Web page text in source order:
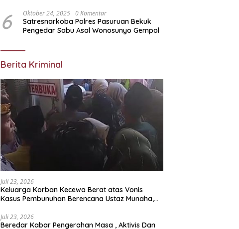
6 Oktober 24, 2025 0 Komentar
Satresnarkoba Polres Pasuruan Bekuk
Pengedar Sabu Asal Wonosunyo Gempol
Berita Kriminal
Juli 23, 2026
Keluarga Korban Kecewa Berat atas Vonis
Kasus Pembunuhan Berencana Ustaz Munaha,
Juli 23, 2026
Beredar Kabar Pengerahan Masa , Aktivis Dan